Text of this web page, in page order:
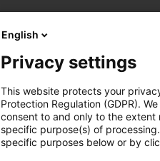
English
Privacy settings
This website protects your
Protection Regulation (GDPR).
consent to and only to the extent
specific purpose(s) of
specific purposes below or by